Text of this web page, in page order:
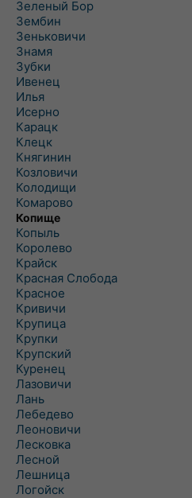
Зеленый Бор
Зембин
Зеньковичи
Знамя
Зубки
Ивенец
Илья
Исерно
Карацк
Клецк
Княгинин
Козловичи
Колодищи
Комарово
Копище
Копыль
Королево
Крайск
Красная Слобода
Красное
Кривичи
Крупица
Крупки
Крупский
Куренец
Лазовичи
Лань
Лебедево
Леоновичи
Лесковка
Лесной
Лешница
Логойск